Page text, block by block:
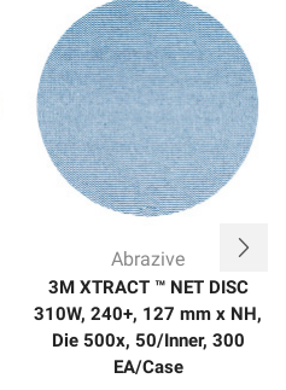
Abrazive
3M XTRACT ™ NET DISC
310W, 240+, 127 mm x NH,
Die 500x, 50/Inner, 300
EA/Case